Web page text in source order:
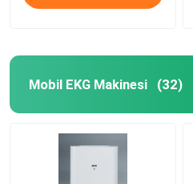
Mobil EKG Makinesi (32)